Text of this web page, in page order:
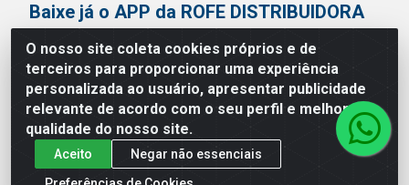
O nosso site coleta cookies próprios e de
terceiros para proporcionar uma experiência
personalizada ao usuário, apresentar publicidade
relevante de acordo com o seu perfil e melhorar a
qualidade do nosso site.
Aceito
Negar não essenciais
Baixe já o APP da ROFE DISTRIBUIDORA